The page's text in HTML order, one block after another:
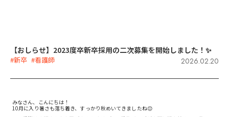
【おしらせ】2023度卒新卒採用の二次募集を開始しました！✨
#新卒 #看護師 2026.02.20
みなさん、こんにちは！
10月に入り暑さも落ち着き、すっかり秋めいてきましたね😌